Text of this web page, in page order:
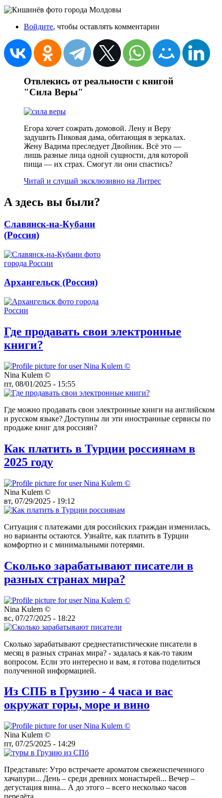
Войдите, чтобы оставлять комментарии
Отвлекись от реальности с книгой
"Сила Веры"
Егора хочет сожрать домовой. Лену и Веру
задушить Пиковая дама, обитающая в зеркалах.
Жену Вадима преследует Двойник. Всё это —
лишь разные лица одной сущности, для которой
пища — их страх. Смогут ли они спастись?
Читай и слушай эксклюзивно на Литрес
А здесь вы были?
Славянск-на-Кубани
(Россия)
Архангельск (Россия)
Где продавать свои электронные
книги?
Nina Kulem ©️
пт, 08/01/2025 - 15:55
Где можно продавать свои электронные книги на английском
и русском языке? Доступны ли эти иностранные сервисы по
продаже книг для россиян?
Как платить в Турции россиянам в
2025 году
Nina Kulem ©️
вт, 07/29/2025 - 19:12
Ситуация с платежами для российских граждан изменилась,
но варианты остаются. Узнайте, как платить в Турции
комфортно и с минимальными потерями.
Сколько зарабатывают писатели в
разных странах мира?
Nina Kulem ©️
вс, 07/27/2025 - 18:22
Сколько зарабатывают среднестатистические писатели в
месяц в разных странах мира? - задалась я как-то таким
вопросом. Если это интересно и вам, я готова поделиться
полученной информацией.
Из СПБ в Грузию - 4 часа и вас
окружат горы, море и вино
Nina Kulem ©️
пт, 07/25/2025 - 14:29
Представьте: Утро встречаете ароматом свежеиспеченного
хачапури... День – среди древних монастырей... Вечер –
дегустация вина... А до этого – всего несколько часов